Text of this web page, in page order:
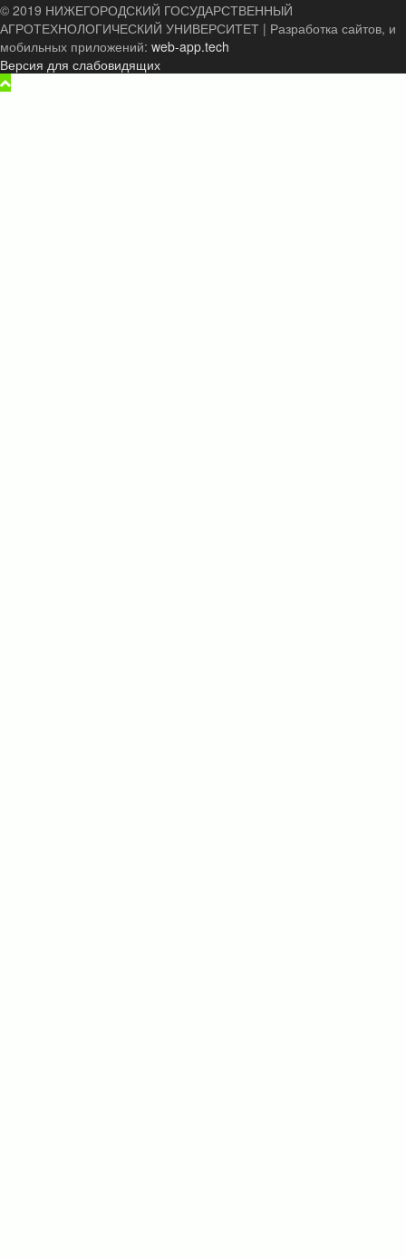
© 2019 НИЖЕГОРОДСКИЙ ГОСУДАРСТВЕННЫЙ
АГРОТЕХНОЛОГИЧЕСКИЙ УНИВЕРСИТЕТ | Разработка сайтов, и
мобильных приложений: web-app.tech
Версия для слабовидящих